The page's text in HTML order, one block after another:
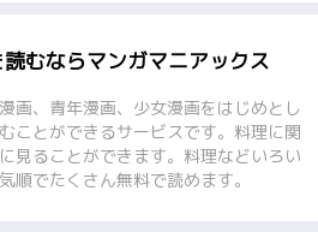
むならマンガマニアックス
画、青年漫画、少女漫画をはじめとし
ことができるサービスです。料理に関
見ることができます。料理などいろい
順でたくさん無料で読めます。